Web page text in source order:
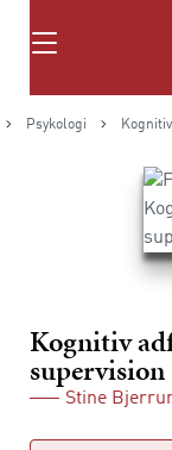
Søg
Psykologi
Kognitiv
supervision
Stine